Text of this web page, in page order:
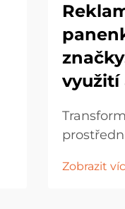
využití
V dnešní
Zobrazit